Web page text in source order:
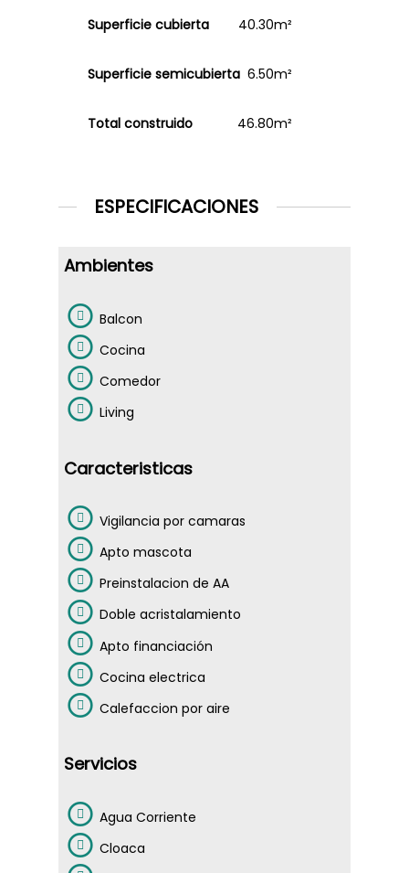
Superficie cubierta 40.30m²
Superficie semicubierta 6.50m²
Total construido 46.80m²
ESPECIFICACIONES
Ambientes
Balcon
Cocina
Comedor
Living
Caracteristicas
Vigilancia por camaras
Apto mascota
Preinstalacion de AA
Doble acristalamiento
Apto financiación
Cocina electrica
Calefaccion por aire
Servicios
Agua Corriente
Cloaca